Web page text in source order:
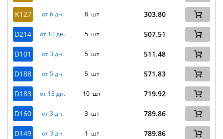
K127 от 6 дн. 8 шт 303.80
D214 от 10 дн. 5 шт 507.51
D101 от 3 дн. 5 шт 511.48
D188 от 5 дн. 5 шт 571.83
D183 от 13 дн. 10 шт 719.92
D160 от 3 дн. 3 шт 789.86
D149 от 3 дн. 1 шт 789.86